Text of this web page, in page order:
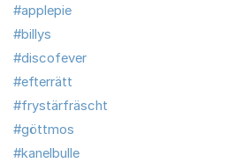
#applepie
#billys
#discofever
#efterrätt
#frystärfräscht
#göttmos
#kanelbulle